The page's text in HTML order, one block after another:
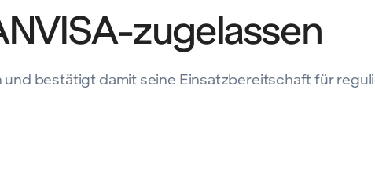
zugelassen
und bestätigt damit seine Einsatzbereitschaft für